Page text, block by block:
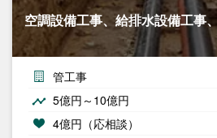
空調設備工事、給排水設備工事
管工事
5億円～10億円
4億円（応相談）